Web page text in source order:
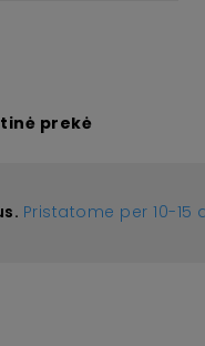
prekė
Pristatome per 10-15